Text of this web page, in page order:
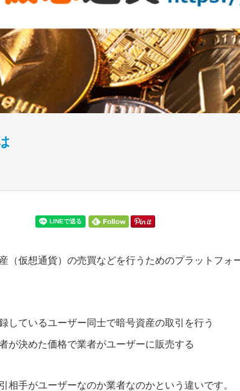
（仮想通貨）の売買などを行うためのプラットフォ
しているユーザー同士で暗号資産の取引を行う
が決めた価格で業者がユーザーに販売する
相手がユーザーなのか業者なのかという違いです。